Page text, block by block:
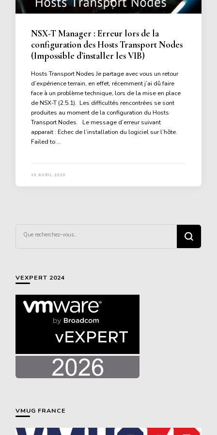
NSX-T Manager : Erreur lors de la
configuration des Hosts Transport Nodes
(Impossible d’installer les VIB)
Hosts Transport Nodes Je partage avec vous un retour
d’expérience terrain, en effet, récemment j’ai dû faire
face à un problème technique, lors de la mise en place
de NSX-T (2.5.1). Les difficultés rencontrées se sont
produites au moment de la configuration du Hosts
Transport Nodes. Le message d’erreur suivant
apparait : Echec de l’installation du logiciel sur l’hôte.
Failed to …
10 AVRIL 2020
recherchiez
quelque
VEXPERT 2024
VMUG FRANCE